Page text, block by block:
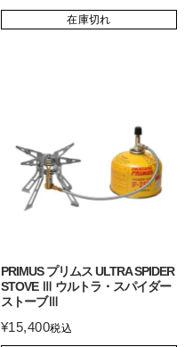
在庫切れ
PRIMUS プリムス ULTRA SPIDER
STOVE Ⅲ ウルトラ・スパイダー
ストーブⅢ
¥15,400税込